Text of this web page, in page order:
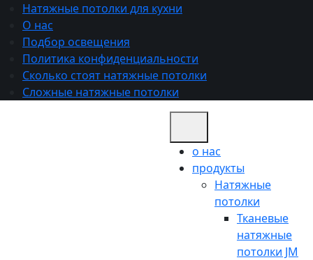
Натяжные потолки для кухни
О нас
Подбор освещения
Политика конфиденциальности
Сколько стоят натяжные потолки
Сложные натяжные потолки
о нас
продукты
Натяжные
потолки
Тканевые
натяжные
потолки JM